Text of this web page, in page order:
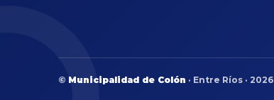
© Municipalidad de Colón · Entre Ríos · 2026